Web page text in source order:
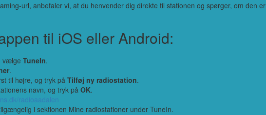
url, anbefaler vi, at du henvender dig direkte til stationen og spørger, om den er
til iOS eller Android:
vælge TuneIn.
.
til højre, og tryk på Tilføj ny radiostation.
navn, og tryk påOK.
radioaadalen
i sektionen Mine radiostationer under TuneIn.